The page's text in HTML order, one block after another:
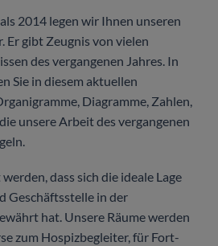
2014 legen wir Ihnen unseren
Er gibt Zeugnis von vielen
des vergangenen Jahres. In
Sie in diesem aktuellen
Diagramme, Zahlen,
unsere Arbeit des vergangenen
dass sich die ideale Lage
Geschäftsstelle in der
hat. Unsere Räume werden
zum Hospizbegleiter, für Fort-